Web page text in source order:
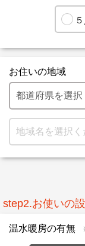
お住いの地域
step2.お使いの
温水暖房の有無